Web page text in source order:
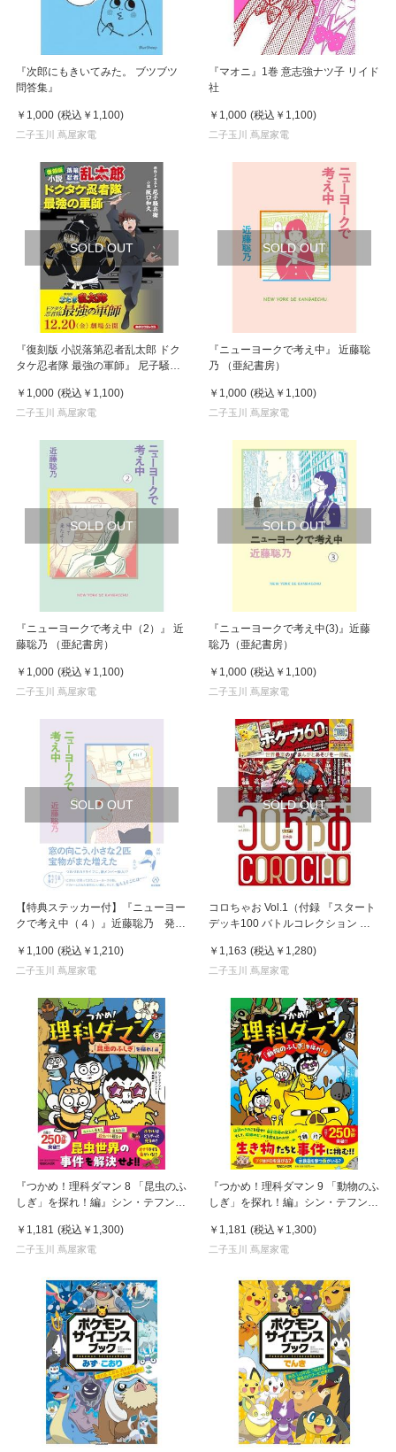
『次郎にもきいてみた。 ブツブツ
問答集』
￥1,000 (税込 ￥1,100)
二子玉川 蔦屋家電
『マオニ』1巻 意志強ナツ子 リイド
社
￥1,000 (税込 ￥1,100)
二子玉川 蔦屋家電
SOLD OUT
『復刻版 小説落第忍者乱太郎 ドク
タケ忍者隊 最強の軍師』 尼子騒兵
原作
￥1,000 (税込 ￥1,100)
二子玉川 蔦屋家電
SOLD OUT
『ニューヨークで考え中』 近藤聡
乃 （亜紀書房）
￥1,000 (税込 ￥1,100)
二子玉川 蔦屋家電
SOLD OUT
『ニューヨークで考え中（2）』 近
藤聡乃 （亜紀書房）
￥1,000 (税込 ￥1,100)
二子玉川 蔦屋家電
SOLD OUT
『ニューヨークで考え中(3)』近藤
聡乃（亜紀書房）
￥1,000 (税込 ￥1,100)
二子玉川 蔦屋家電
SOLD OUT
【特典ステッカー付】『ニューヨー
クで考え中（４）』近藤聡乃 発
￥1,100 (税込 ￥1,210)
二子玉川 蔦屋家電
SOLD OUT
コロちゃお Vol.1（付録 『スタート
デッキ100 バトルコレクション コ
￥1,163 (税込 ￥1,280)
二子玉川 蔦屋家電
『つかめ！理科ダマン 8 「昆虫のふ
しぎ」を探れ！編』シン・テフン
順 (翻訳)
￥1,181 (税込 ￥1,300)
二子玉川 蔦屋家電
『つかめ！理科ダマン 9 「動物のふ
しぎ」を探れ！編』シン・テフン
順 (翻訳) マガジンハウス
￥1,181 (税込 ￥1,300)
二子玉川 蔦屋家電